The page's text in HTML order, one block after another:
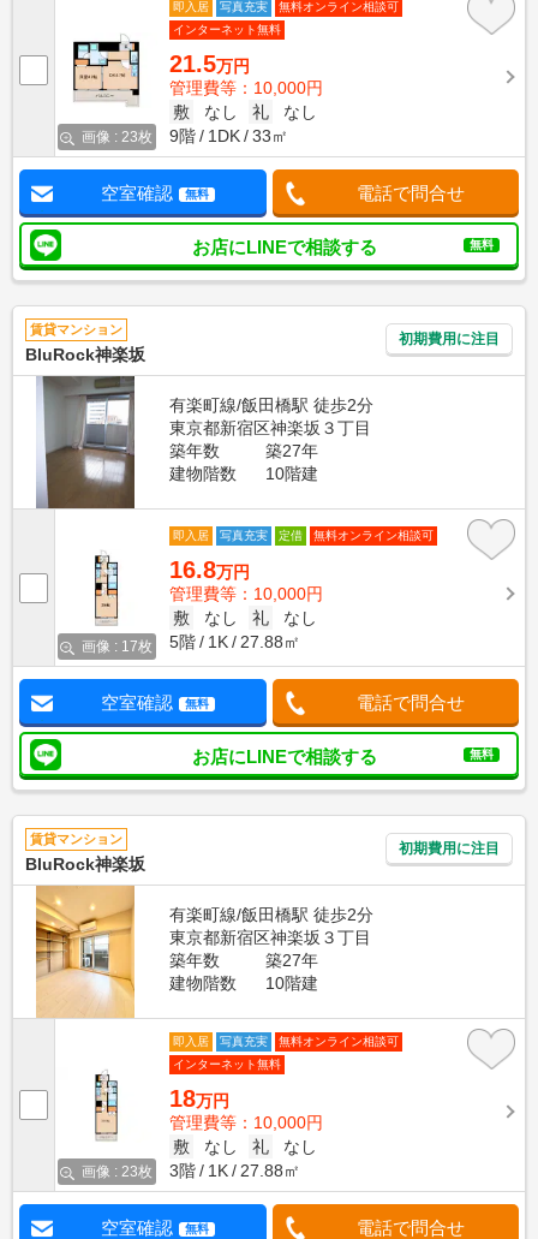
画像 : 23枚
即入居 写真充実
無料オンライン相談可
インターネット無料
21.5万円
管理費等：10,000円
敷
なし 礼
なし
9階
1DK 33㎡
空室確認 無料 電話で問合せ
お店にLINEで相談する 無料
賃貸マンション
BluRock神楽坂
初期費用に注目
有楽町線/飯田橋駅 徒歩2分
東京都新宿区神楽坂３丁目
築年数
築27年
建物階数
10階建
画像 : 17枚
即入居 写真充実 定借 無料オンライン相談可
16.8万円
管理費等：10,000円
敷
なし 礼
なし
5階
1K 27.88㎡
空室確認 無料 電話で問合せ
お店にLINEで相談する 無料
賃貸マンション
BluRock神楽坂
初期費用に注目
有楽町線/飯田橋駅 徒歩2分
東京都新宿区神楽坂３丁目
築年数
築27年
建物階数
10階建
画像 : 23枚
即入居 写真充実
無料オンライン相談可
インターネット無料
18万円
管理費等：10,000円
敷
なし 礼
なし
3階
1K 27.88㎡
空室確認 無料 電話で問合せ